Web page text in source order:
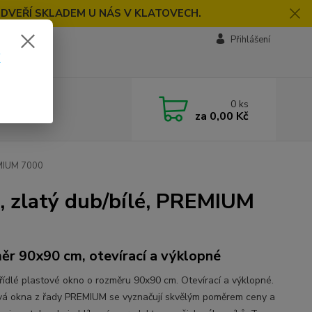
SKLADEM U NÁS V KLATOVECH.
Přihlášení
0 ks
za 0,00 Kč
7000
dub/bílé, PREMIUM
90x90 cm, otevírací a výklopné
plastové okno o rozměru 90x90 cm. Otevírací a výklopné.
okna z řady PREMIUM se vyznačují skvělým poměrem ceny a